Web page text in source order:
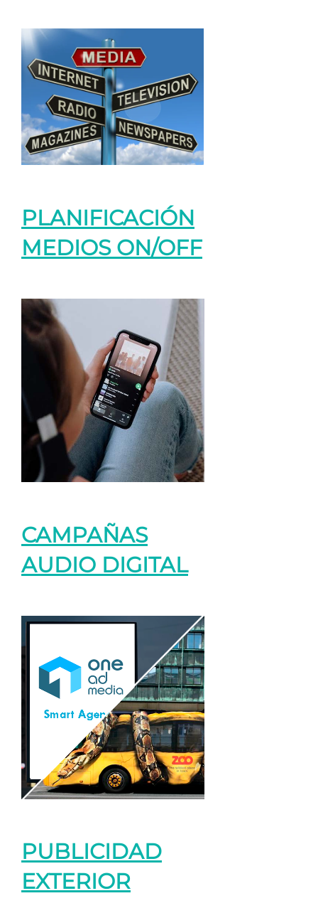
PLANIFICACIÓN
MEDIOS ON/OFF
CAMPAÑAS
AUDIO DIGITAL
PUBLICIDAD
EXTERIOR